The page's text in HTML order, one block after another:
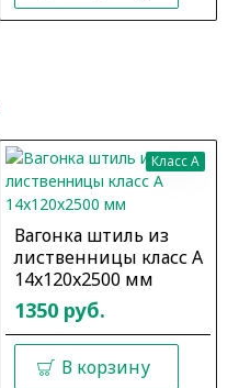
Класс A
Вагонка штиль из
лиственницы класс А
14x120x2500 мм
1350 руб.
В корзину